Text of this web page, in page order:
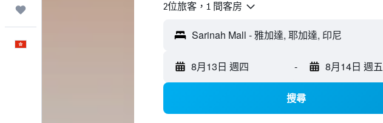
2位旅客，1 間客房
Sarinah Mall - 雅加達, 耶加達, 印尼
8月13日 週四 - 8月14日 週五
搜尋